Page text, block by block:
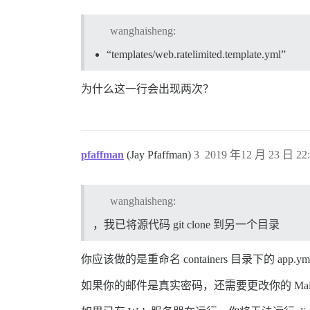
wanghaisheng:
“templates/web.ratelimited.template.yml”
为什么这一行会出现两次？
pfaffman (Jay Pfaffman) 2019 年12 月 23 日
3
wanghaisheng:
，我已将源代码 git clone 到另一个目录
你应该做的是重命名 containers 目录下的
如果你的邮件是真实密码，还需要更改你的